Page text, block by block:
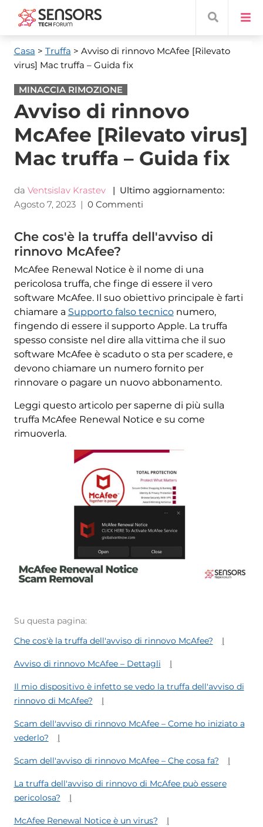
Casa > Truffa > Avviso di rinnovo McAfee [Rilevato
virus] Mac truffa – Guida fix
MINACCIA RIMOZIONE
Avviso di rinnovo
McAfee [Rilevato virus]
Mac truffa – Guida fix
da Ventsislav Krastev
| Ultimo aggiornamento:
Agosto 7, 2023| 0 Commenti
Che cos'è la truffa dell'avviso di
rinnovo McAfee?
McAfee Renewal Notice è il nome di una
pericolosa truffa, che finge di essere il vero
software McAfee. Il suo obiettivo principale è farti
chiamare a Supporto falso tecniconumero,
fingendo di essere il supporto Apple. La truffa
spesso consiste nel dire alla vittima che il suo
software McAfee è scaduto o sta per scadere, e
devono chiamare un numero fornito per
rinnovare o pagare un nuovo abbonamento.
Leggi questo articolo per saperne di più sulla
truffa McAfee Renewal Notice e su come
rimuoverla.
Su questa pagina:
Che cos'è la truffa dell'avviso di rinnovo McAfee?
Avviso di rinnovo McAfee – Dettagli
Il mio dispositivo è infetto se vedo la truffa dell'avviso di
rinnovo di McAfee?
Scam dell'avviso di rinnovo McAfee – Come ho iniziato a
vederlo?
Scam dell'avviso di rinnovo McAfee – Che cosa fa?
La truffa dell'avviso di rinnovo di McAfee può essere
pericolosa?
McAfee Renewal Notice è un virus?